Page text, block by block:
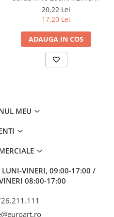
20,22 Lei
17,20 Lei
ADAUGA IN COS
MEU
LUNI-VINERI, 09:00-17:00 /
08:00-17:00